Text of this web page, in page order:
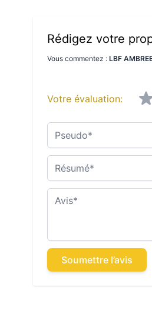
Rédigez votre
Vous commentez : LBF
Votre évaluation:
Pseudo
Résumé
Avis
Soumettre l’avis